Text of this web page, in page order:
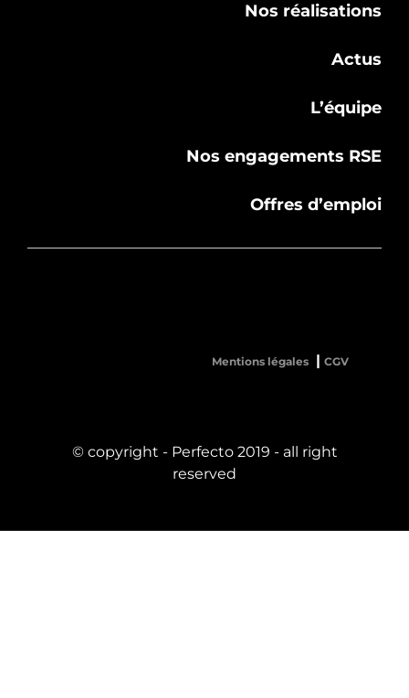
Nos réalisations
Actus
L’équipe
Nos engagements RSE
Offres d’emploi
Mentions légales CGV
© copyright - Perfecto 2019 - all right
reserved